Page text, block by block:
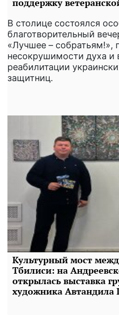
В столице состоялся
благотворительный
«Лучшее – собратьям!»,
несокрушимости духа и
реабилитации
защитниц.
Культурный мост
Тбилиси: на
открылась выставка
художника Автандила